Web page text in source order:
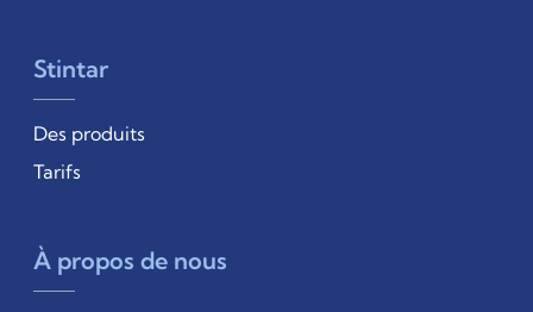
Stintar
Des produits
Tarifs
À propos de nous